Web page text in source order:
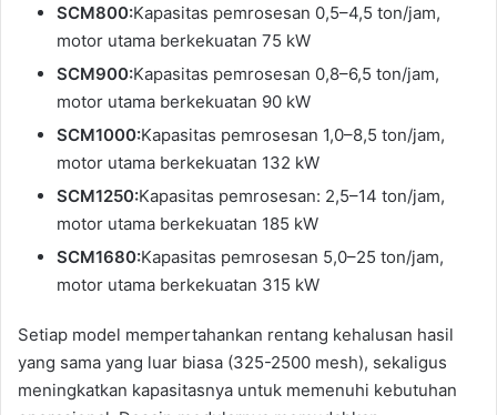
SCM800:Kapasitas pemrosesan 0,5–4,5 ton/jam,
motor utama berkekuatan 75 kW
SCM900:Kapasitas pemrosesan 0,8–6,5 ton/jam,
motor utama berkekuatan 90 kW
SCM1000:Kapasitas pemrosesan 1,0–8,5 ton/jam,
motor utama berkekuatan 132 kW
SCM1250:Kapasitas pemrosesan: 2,5–14 ton/jam,
motor utama berkekuatan 185 kW
SCM1680:Kapasitas pemrosesan 5,0–25 ton/jam,
motor utama berkekuatan 315 kW
Setiap model mempertahankan rentang kehalusan hasil
yang sama yang luar biasa (325-2500 mesh), sekaligus
meningkatkan kapasitasnya untuk memenuhi kebutuhan